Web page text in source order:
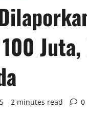
2 minutes read 0